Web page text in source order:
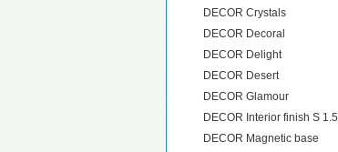
DECOR Crystals
DECOR Decoral
DECOR Delight
DECOR Desert
DECOR Glamour
DECOR Interior finish S 1.5
DECOR Magnetic base